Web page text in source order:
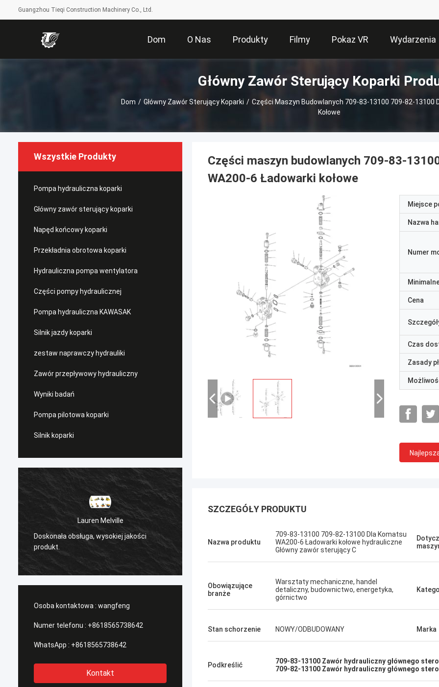
Guangzhou Tieqi Construction Machinery Co., Ltd.
Dom O Nas Produkty Filmy Pokaz VR Wydarzenia
Główny Zawór Sterujący Koparki
Dom / Główny Zawór Sterujący Koparki / Części Maszyn Budowlanych 709-83-13100 709-82-13100
Kołowe
Wszystkie Produkty
Pompa hydrauliczna koparki
Główny zawór sterujący koparki
Napęd końcowy koparki
Przekładnia obrotowa koparki
Hydrauliczna pompa wentylatora
Części pompy hydraulicznej
Pompa hydrauliczna KAWASAK
Silnik jazdy koparki
zestaw naprawczy hydrauliki
Zawór przepływowy hydrauliczny
Wyniki badań
Pompa pilotowa koparki
Silnik koparki
jakości
Sanёк Нижегородский
/Serwis zarządzający, szybki ruch.
Przyjemne zakupy
Osoba kontaktowa : wangfeng
Numer telefonu : +8618565738642
WhatsApp : +8618565738642
Kontakt
Części maszyn budowlanych 709-83-
WA200-6 Ładowarki kołowe
Miejsce
Nazwa
Numer
Cena
Czas
Zasady
SZCZEGÓŁY PRODUKTU
Nazwa produktu
709-83-13100 709-82-13100 Dla Komatsu
WA200-6 Ładowarki kołowe hydrauliczne
Główny zawór sterujący C
Obowiązujące
branże
Warsztaty mechaniczne, handel
detaliczny, budownictwo, energetyka,
górnictwo
Stan schorzenie NOWY/ODBUDOWANY Marka
Podkreślić 709-83-13100 Zawór hydrauliczny głównego
709-82-13100 Zawór hydrauliczny głównego